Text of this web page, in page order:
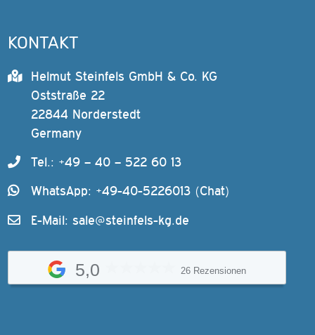
KONTAKT
Helmut Steinfels GmbH & Co. KG
Oststraße 22
22844 Norderstedt
Germany
Tel.: +49 – 40 – 522 60 13
WhatsApp: +49-40-5226013 (Chat)
E-Mail: sale@steinfels-kg.de
5,0 26 Rezensionen